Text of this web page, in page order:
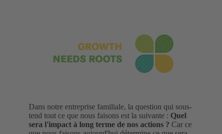
Dans notre entreprise familiale, la question qui sous-
tend tout ce que nous faisons est la suivante : Quel
sera l'impact à long terme de nos actions ? Car ce